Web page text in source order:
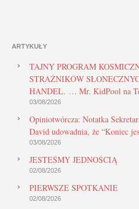
ARTYKUŁY
TAJNY PROGRAM
STRAŻNIKÓW
HANDEL. … Mr. KidPool na
03/08/2026
Opiniotwórcza: Notatka
David udowadnia, że “Koniec
03/08/2026
JESTEŚMY JEDNOŚCIĄ
02/08/2026
PIERWSZE SPOTKANIE
02/08/2026